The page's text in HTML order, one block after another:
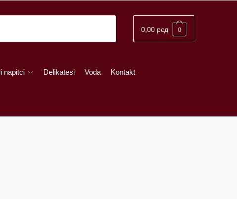
0,00 рсд 0
napitci Delikatesi Voda Kontakt